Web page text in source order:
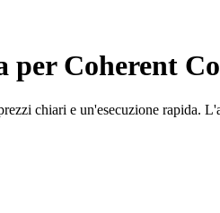
Coherent
chiari e un'esecuzione rapida.